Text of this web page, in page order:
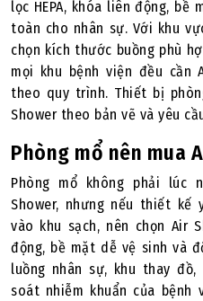
lọc HEPA, khóa liên động, bề
toàn cho nhân sự. Với khu
chọn kích thước buồng phù
mọi khu bệnh viện đều cần
theo quy trình. Thiết bị
Shower theo bản vẽ và yêu
Phòng mổ nên mua
Phòng mổ không phải lúc
Shower, nhưng nếu thiết
vào khu sạch, nên chọn Air
động, bề mặt dễ vệ sinh và
luồng nhân sự, khu thay
soát nhiễm khuẩn của